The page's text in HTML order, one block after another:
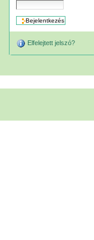
Elfelejtett jelszó?